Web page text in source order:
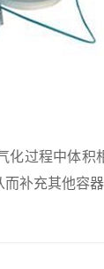
过程中体积
补充其他容